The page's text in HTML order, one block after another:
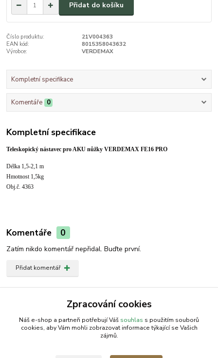
Přidat do košíku
Číslo produktu:
21V004363
EAN kód:
8015358043632
Výrobce:
VERDEMAX
Kompletní specifikace
Komentáře 0
Kompletní specifikace
Teleskopický nástavec pro AKU nůžky VERDEMAX FE16 PRO
Délka 1,5-2,1 m
Hmotnost 1,5kg
Obj.č. 4363
Komentáře 0
Zatím nikdo komentář nepřidal. Buďte první.
Přidat komentář
Zboží zařazeno v kategoriích
VERDEMAX | Zahradní nůžkyZpracování cookies
Náš e-shop a partneři potřebují Váš souhlas s použitím souborů
cookies, aby Vám mohli zobrazovat informace týkající se Vašich
zájmů.